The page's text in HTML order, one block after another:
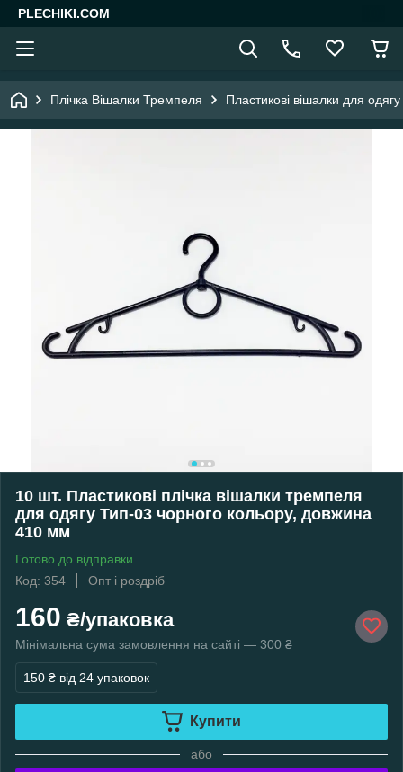
PLECHIKI.COM
Плічка Вішалки Тремпеля Пластикові вішалки для одягу
10 шт. Пластикові плічка вішалки тремпеля
для одягу Тип-03 чорного кольору, довжина
410 мм
Готово до відправки
Код: 354
Опт і роздріб
160 ₴/упаковка
Мінімальна сума замовлення на сайті — 300 ₴
150 ₴ від 24 упаковок
Купити
або